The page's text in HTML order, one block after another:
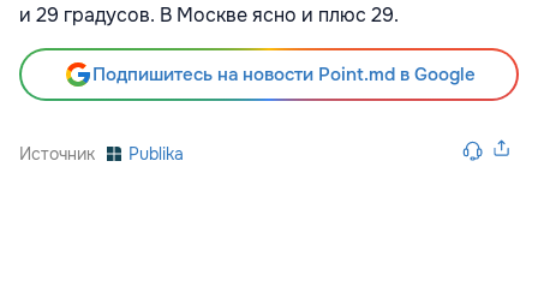
и 29 градусов. В Москве ясно и плюс 29.
Подпишитесь на новости Point.md в Google
Источник Publika